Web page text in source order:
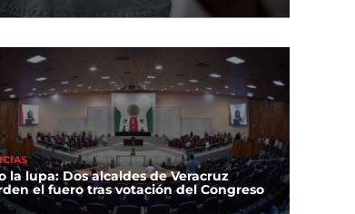
la lupa: Dos alcaldes de Veracruz
el fuero tras votación del Congreso